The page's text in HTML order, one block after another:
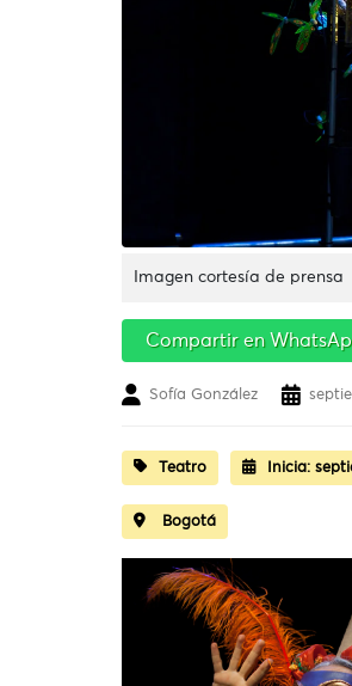
Imagen cortesía de prensa
Compartir en
Sofía González
Teatro Inicia:
Bogotá